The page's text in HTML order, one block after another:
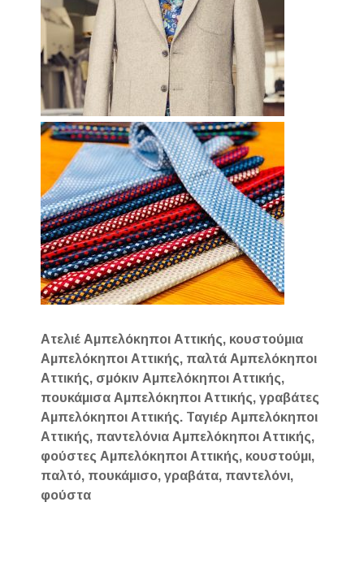
Ατελιέ Αμπελόκηποι Αττικής, κουστούμια
Αμπελόκηποι Αττικής, παλτά Αμπελόκηποι
Αττικής, σμόκιν Αμπελόκηποι Αττικής,
πουκάμισα Αμπελόκηποι Αττικής, γραβάτες
Αμπελόκηποι Αττικής. Ταγιέρ Αμπελόκηποι
Αττικής, παντελόνια Αμπελόκηποι Αττικής,
φούστες Αμπελόκηποι Αττικής, κουστούμι,
παλτό, πουκάμισο, γραβάτα, παντελόνι,
φούστα